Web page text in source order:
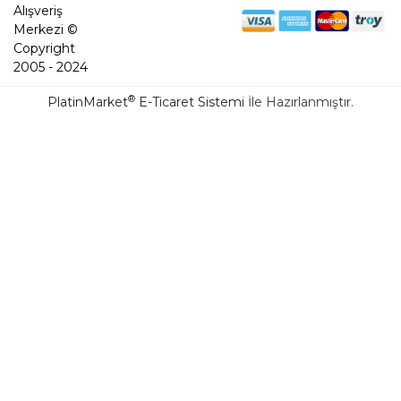
Alışveriş
Merkezi ©
Copyright
2005 - 2024
PlatinMarket® E-Ticaret Sistemi İle Hazırlanmıştır.